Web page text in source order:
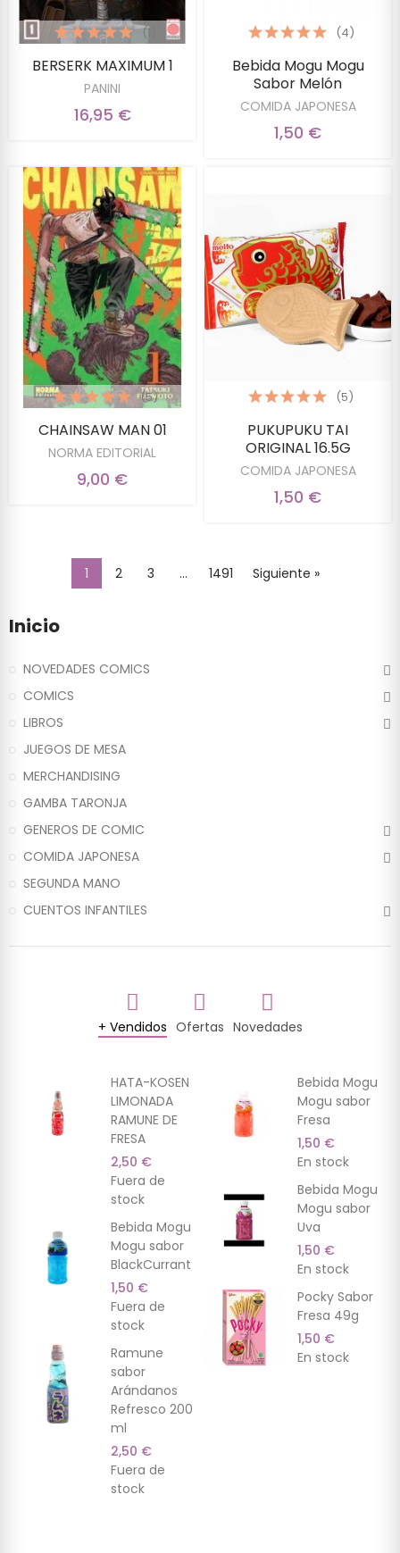
BERSERK MAXIMUM 1
PANINI
(1)
16,95 €
Bebida Mogu Mogu
Sabor Melón
COMIDA JAPONESA
(4)
1,50 €
CHAINSAW MAN 01
NORMA EDITORIAL
(5)
9,00 €
PUKUPUKU TAI
ORIGINAL 16.5G
COMIDA JAPONESA
(5)
1,50 €
1 2 3 … 1491 Siguiente »
Inicio
NOVEDADES COMICS
COMICS
LIBROS
JUEGOS DE MESA
MERCHANDISING
GAMBA TARONJA
GENEROS DE COMIC
COMIDA JAPONESA
SEGUNDA MANO
CUENTOS INFANTILES
+ Vendidos Ofertas Novedades
HATA-KOSEN
LIMONADA
RAMUNE DE
FRESA
2,50 €
Fuera de
stock
Bebida Mogu
Mogu sabor
BlackCurrant
1,50 €
Fuera de
stock
Ramune
sabor
Arándanos
Refresco 200
ml
2,50 €
Fuera de
stock
Bebida Mogu
Mogu sabor
Fresa
1,50 €
En stock
Bebida Mogu
Mogu sabor
Uva
1,50 €
En stock
Pocky Sabor
Fresa 49g
1,50 €
En stock